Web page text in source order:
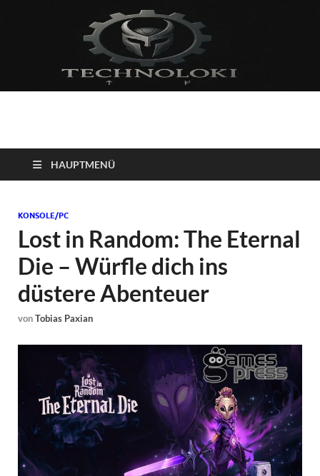
Technoloki: Gaming
und Entertainment
News
Blockbuster, Indie-Perlen und Retro-Klassiker.
HAUPTMENÜ
KONSOLE/PC
Lost in Random: The Eternal
Die – Würfle dich ins
düstere Abenteuer
vonTobias Paxian